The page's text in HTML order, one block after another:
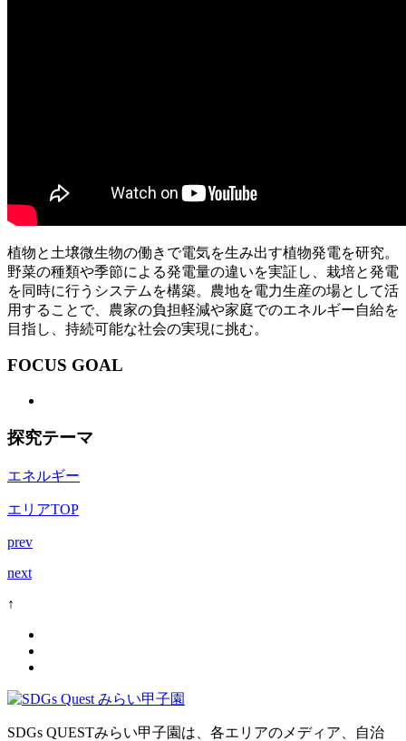
植物と土壌微生物の働きで電気を生み出す植物発電を研究。
野菜の種類や季節による発電量の違いを実証し、栽培と発電
を同時に行うシステムを構築。農地を電力生産の場として活
用することで、農家の負担軽減や家庭でのエネルギー自給を
目指し、持続可能な社会の実現に挑む。
FOCUS GOAL
探究テーマ
エネルギー
エリアTOP
prev
next
↑
SDGs QUESTみらい甲子園は、各エリアのメディア、自治